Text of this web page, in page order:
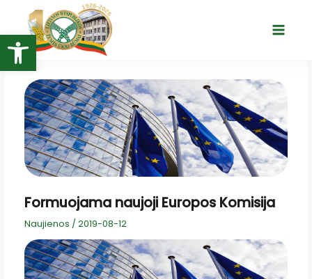
Open toolbar
turinio
Main
Formuojama naujoji Europos Komisija
Naujienos / 2019-08-12